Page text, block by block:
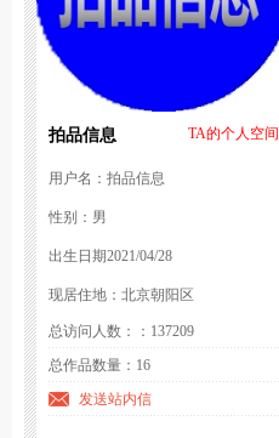
拍品信息 TA的个人空间
用户名：拍品信息
性别：男
出生日期2021/04/28
现居住地：北京朝阳区
总访问人数：：137209
总作品数量：16
发送站内信